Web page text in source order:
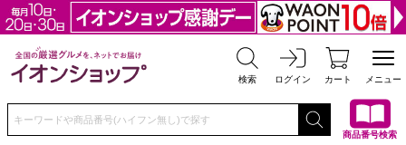
全国の厳選グルメを、ネットでお届け イオンショップ
検索 ログイン カート メニュー
検索キーワードまたは商品番号を入力してください
商品番号検索